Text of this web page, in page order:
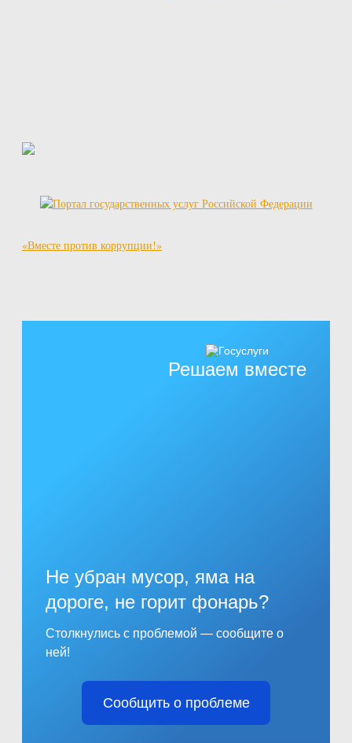
«Вместе против коррупции!»
Решаем вместе
Не убран мусор, яма на
дороге, не горит фонарь?
Столкнулись с проблемой — сообщите о
ней!
Сообщить о проблеме